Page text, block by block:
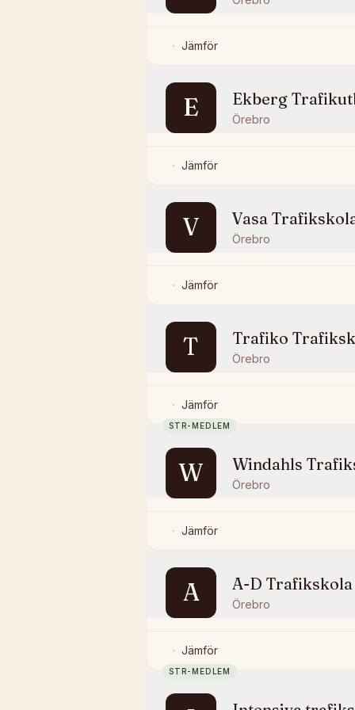
Jämför
E Ekberg
Örebro
Jämför
V Vasa
Örebro
Jämför
T Trafiko
Örebro
Jämför
STR-MEDLEM
W Windahls
Örebro
Jämför
A A-D Trafikskola
Örebro
Jämför
STR-MEDLEM